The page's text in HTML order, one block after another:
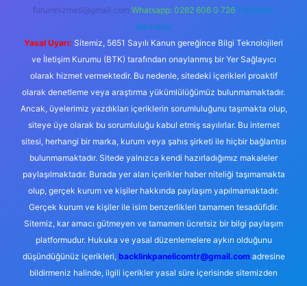
forumhizmeti@gmail.com Whatsapp: 0262 606 0 726 Telegram:
@karabul
Yasal Uyarı: Sitemiz, 5651 Sayılı Kanun gereğince Bilgi Teknolojileri
ve İletişim Kurumu (BTK) tarafından onaylanmış bir Yer Sağlayıcı
olarak hizmet vermektedir. Bu nedenle, sitedeki içerikleri proaktif
olarak denetleme veya araştırma yükümlülüğümüz bulunmamaktadır.
Ancak, üyelerimiz yazdıkları içeriklerin sorumluluğunu taşımakta olup,
siteye üye olarak bu sorumluluğu kabul etmiş sayılırlar. Bu internet
sitesi, herhangi bir marka, kurum veya şahıs şirketi ile hiçbir bağlantısı
bulunmamaktadır. Sitede yalnızca kendi hazırladığımız makaleler
paylaşılmaktadır. Burada yer alan içerikler haber niteliği taşımamakta
olup, gerçek kurum ve kişiler hakkında paylaşım yapılmamaktadır.
Gerçek kurum ve kişiler ile isim benzerlikleri tamamen tesadüfidir.
Sitemiz, kar amacı gütmeyen ve tamamen ücretsiz bir bilgi paylaşım
platformudur. Hukuka ve yasal düzenlemelere aykırı olduğunu
düşündüğünüz içerikleri, backlinkpanelicomtr@gmail.comadresine
bildirmeniz halinde, ilgili içerikler yasal süre içerisinde sitemizden